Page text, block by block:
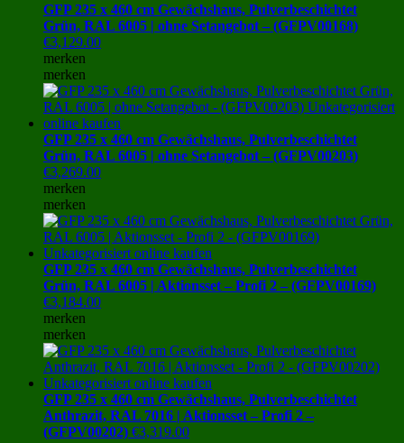
GFP 235 x 460 cm Gewächshaus, Pulverbeschichtet
Grün, RAL 6005 | ohne Setangebot – (GFPV00168)
€3,129.00
merken
merken
GFP 235 x 460 cm Gewächshaus, Pulverbeschichtet
Grün, RAL 6005 | ohne Setangebot – (GFPV00203)
€3,269.00
merken
merken
GFP 235 x 460 cm Gewächshaus, Pulverbeschichtet
Grün, RAL 6005 | Aktionsset – Profi 2 – (GFPV00169)
€3,184.00
merken
merken
GFP 235 x 460 cm Gewächshaus, Pulverbeschichtet
Anthrazit, RAL 7016 | Aktionsset – Profi 2 –
(GFPV00202) €3,319.00